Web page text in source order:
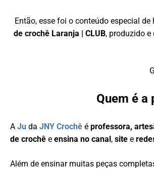
Então, esse foi o conteúdo especial
de crochê Laranja | CLUB, produzido
Quem é a
AJu daJNY Crochê é professora,
de crochê eensina no canal,site e
Além de ensinar muitas peças